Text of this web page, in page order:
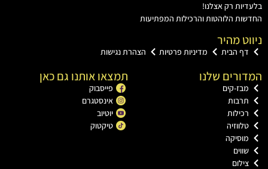
רק אצלנו!
הלוהטות והרכילות המפתיעות
מהיר
הבית מדיניות פרטיות הצהרת נגישות
שלנו
קים
תמצאו אותנו גם כאן
פייסבוק
אינסטגרם
יוטיוב
טיקטוק